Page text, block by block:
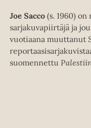
Joe Sacco (s. 1960)
sarjakuvapiirtäjä ja
vuotiaana muuttanut
suomennettu